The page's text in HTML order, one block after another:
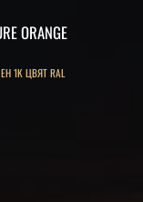
ORANGE
1K ЦВЯТ RAL